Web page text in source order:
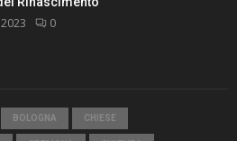
0
BOLOGNA CHIESE